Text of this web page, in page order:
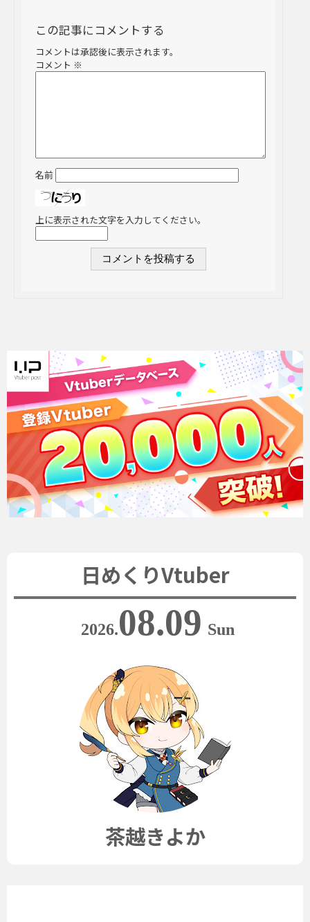
この記事にコメントする
コメントは承認後に表示されます。
コメント ※
名前
上に表示された文字を入力してください。
日めくりVtuber
2026.08.09 Sun
茶越きよか